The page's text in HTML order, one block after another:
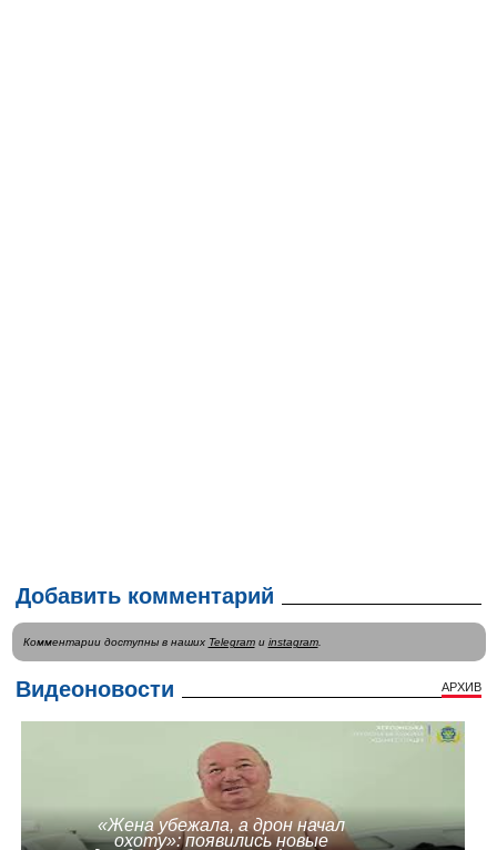
Добавить комментарий
Комментарии доступны в наших Telegramи instagram.
Видеоновости АРХИВ
«Жена убежала, а дрон начал
охоту»: появились новые